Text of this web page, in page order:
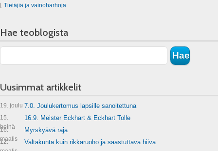
⌊ Tietäjiä ja vainoharhoja
Hae teoblogista
Uusimmat artikkelit
19. joulu 7.0. Joulukertomus lapsille sanoitettuna
15.
heinä
16.9. Meister Eckhart & Eckhart Tolle
16.
maalis
Myrskyävä raja
12.
Valtakunta kuin rikkaruoho ja saastuttava hiiva